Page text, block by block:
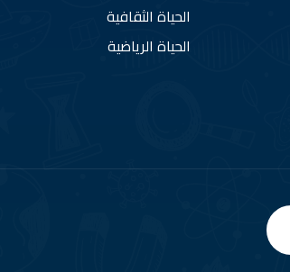
الحياة الثقافية
الحياة الرياضية